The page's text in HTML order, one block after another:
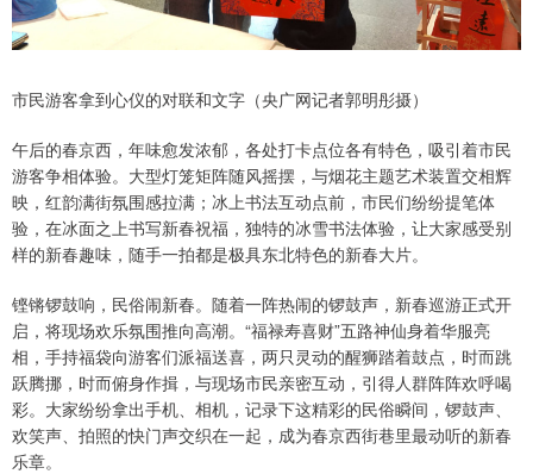
市民游客拿到心仪的对联和文字（央广网记者郭明彤摄）
午后的春京西，年味愈发浓郁，各处打卡点位各有特色，吸引着市民
游客争相体验。大型灯笼矩阵随风摇摆，与烟花主题艺术装置交相辉
映，红韵满街氛围感拉满；冰上书法互动点前，市民们纷纷提笔体
验，在冰面之上书写新春祝福，独特的冰雪书法体验，让大家感受别
样的新春趣味，随手一拍都是极具东北特色的新春大片。
铿锵锣鼓响，民俗闹新春。随着一阵热闹的锣鼓声，新春巡游正式开
启，将现场欢乐氛围推向高潮。“福禄寿喜财”五路神仙身着华服亮
相，手持福袋向游客们派福送喜，两只灵动的醒狮踏着鼓点，时而跳
跃腾挪，时而俯身作揖，与现场市民亲密互动，引得人群阵阵欢呼喝
彩。大家纷纷拿出手机、相机，记录下这精彩的民俗瞬间，锣鼓声、
欢笑声、拍照的快门声交织在一起，成为春京西街巷里最动听的新春
乐章。